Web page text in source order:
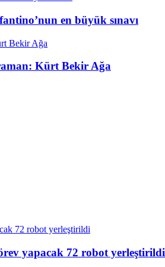
en büyük sınavı
Kürt Bekir Ağa
yapacak 72 robot yerleştirildi